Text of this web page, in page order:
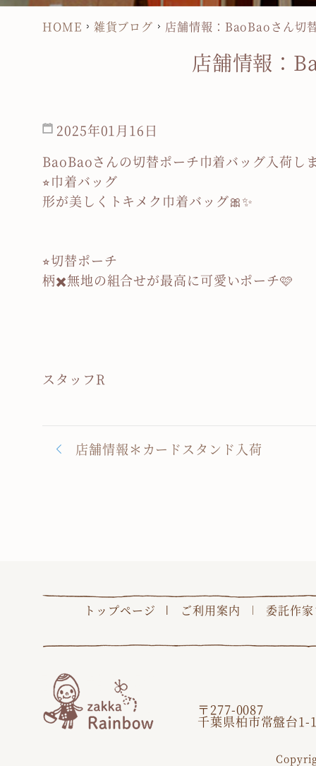
HOME 雑貨ブログ 店舗情報：BaoBaoさん切
店舗情報：
2025年01月16日
BaoBaoさんの切替ポーチ巾着バッグ入荷し
⭐︎巾着バッグ
形が美しくトキメク巾着バッグ🎀✨
⭐︎切替ポーチ
柄✖️無地の組合せが最高に可愛いポーチ🩷
スタッフR
店舗情報＊カードスタンド入荷
トップページ ご利用案内
委託作
〒277-0087
千葉県柏市常盤台1-